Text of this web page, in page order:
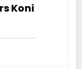
Koni